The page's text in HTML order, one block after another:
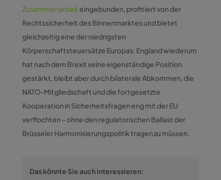
Zusammenarbeit eingebunden, profitiert von der
Rechtssicherheit des Binnenmarktes und bietet
gleichzeitig eine der niedrigsten
Körperschaftsteuersätze Europas. England wiederum
hat nach dem Brexit seine eigenständige Position
gestärkt, bleibt aber durch bilaterale Abkommen, die
NATO-Mitgliedschaft und die fortgesetzte
Kooperation in Sicherheitsfragen eng mit der EU
verflochten – ohne den regulatorischen Ballast der
Brüsseler Harmonisierungspolitik tragen zu müssen.
Das könnte Sie auch interessieren: